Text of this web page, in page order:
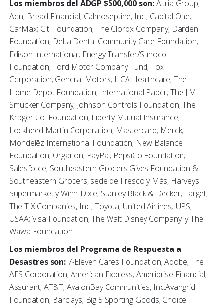
Los miembros del ADGP $500,000 son:Altria Group;
Aon; Bread Financial; Calmoseptine, Inc.; Capital One;
CarMax; Citi Foundation; The Clorox Company; Darden
Foundation; Delta Dental Community Care Foundation;
Edison International; Energy Transfer/Sunoco
Foundation; Ford Motor Company Fund; Fox
Corporation; General Motors; HCA Healthcare; The
Home Depot Foundation; International Paper; The J.M.
Smucker Company; Johnson Controls Foundation; The
Kroger Co. Foundation; Liberty Mutual Insurance;
Lockheed Martin Corporation; Mastercard; Merck;
Mondelēz International Foundation; New Balance
Foundation; Organon; PayPal; PepsiCo Foundation;
Salesforce; Southeastern Grocers Gives Foundation &
Southeastern Grocers, sede de Fresco y Más, Harveys
Supermarket y Winn-Dixie; Stanley Black & Decker; Target;
The TJX Companies, Inc.; Toyota; United Airlines; UPS;
USAA; Visa Foundation; The Walt Disney Company; y The
Wawa Foundation.
Los miembros del Programa de Respuesta a
Desastres son:7-Eleven Cares Foundation; Adobe; The
AES Corporation; American Express; Ameriprise Financial;
Assurant; AT&T; AvalonBay Communities, Inc.Avangrid
Foundation; Barclays; Big 5 Sporting Goods; Choice